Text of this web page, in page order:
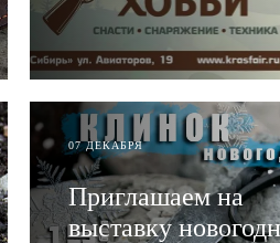
ЧИТАТЬ
07 ДЕКАБРЯ
Приглашаем на
выставку